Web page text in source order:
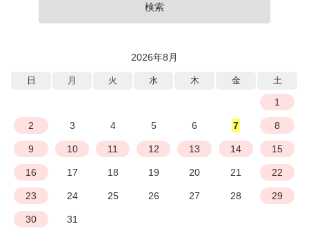
検索
2026年8月
日 月 火 水 木 金 土
1
2 3 4 5 6 7 8
9 10 11 12 13 14 15
16 17 18 19 20 21 22
23 24 25 26 27 28 29
30 31